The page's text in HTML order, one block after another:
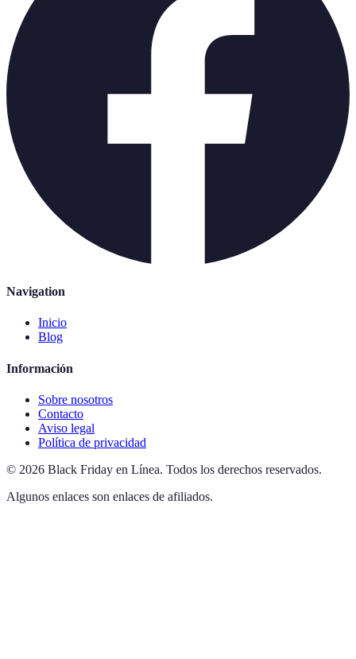
Navigation
Inicio
Blog
Información
Sobre nosotros
Contacto
Aviso legal
Política de privacidad
© 2026 Black Friday en Línea. Todos los derechos reservados.
Algunos enlaces son enlaces de afiliados.